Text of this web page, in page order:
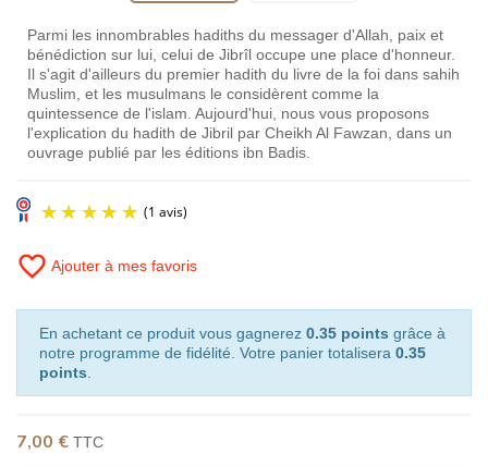
Parmi les innombrables hadiths du messager d'Allah, paix et
bénédiction sur lui, celui de Jibrîl occupe une place d'honneur.
Il s'agit d'ailleurs du premier hadith du livre de la foi dans sahih
Muslim, et les musulmans le considèrent comme la
quintessence de l'islam. Aujourd'hui, nous vous proposons
l'explication du hadith de Jibril par Cheikh Al Fawzan, dans un
ouvrage publié par les éditions ibn Badis.
favorite_border Ajouter à mes favoris
En achetant ce produit vous gagnerez 0.35 points grâce à
notre programme de fidélité. Votre panier totalisera 0.35
points
7,00 € TTC